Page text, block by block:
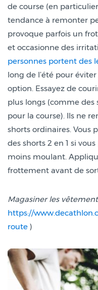
de course (en
tendance à remonter
provoque parfois un
et occasionne des
personnes portent des
long de l’été pour
option. Essayez de
plus longs (comme des
pour la course). Ils ne
shorts ordinaires. Vous
des shorts 2 en 1 si
moins moulant.
frottement avant de
Magasiner les
https://
route )